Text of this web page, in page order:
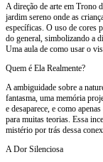
A direção de arte em Trono
jardim sereno onde as
específicas. O uso de cores
do general, simbolizando a
Uma aula de como usar o
Quem é Ela Realmente?
A ambiguidade sobre a
fantasma, uma memória
e desaparece, e como
para muitas teorias. Essa
mistério por trás dessa
A Dor Silenciosa